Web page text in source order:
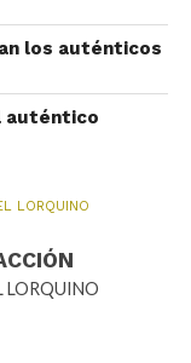
los auténticos
auténtico
LORQUINO
LORQUINO